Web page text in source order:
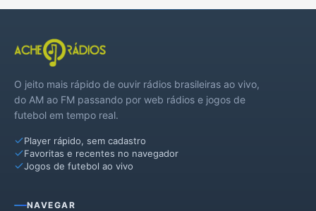
O jeito mais rápido de ouvir rádios brasileiras ao vivo,
do AM ao FM passando por web rádios e jogos de
futebol em tempo real.
Player rápido, sem cadastro
Favoritas e recentes no navegador
Jogos de futebol ao vivo
NAVEGAR